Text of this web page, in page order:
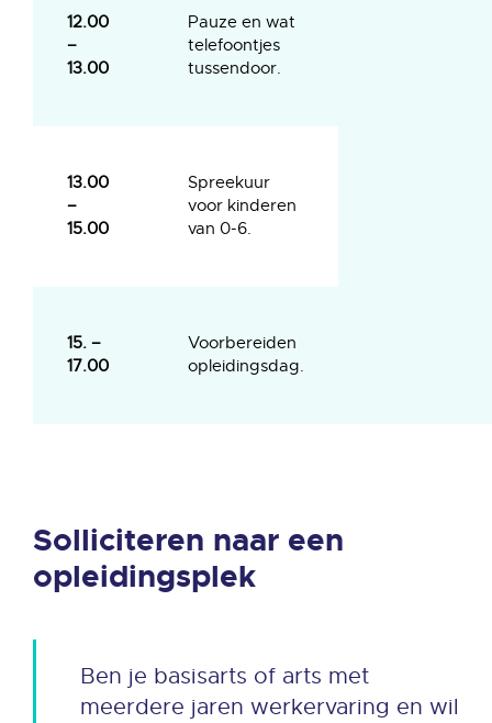
12.00
–
13.00
Pauze en wat
telefoontjes
tussendoor.
13.00
–
15.00
Spreekuur
voor kinderen
van 0-6.
15. –
17.00
Voorbereiden
opleidingsdag.
Solliciteren naar een
opleidingsplek
Ben je basisarts of arts met
meerdere jaren werkervaring en wil